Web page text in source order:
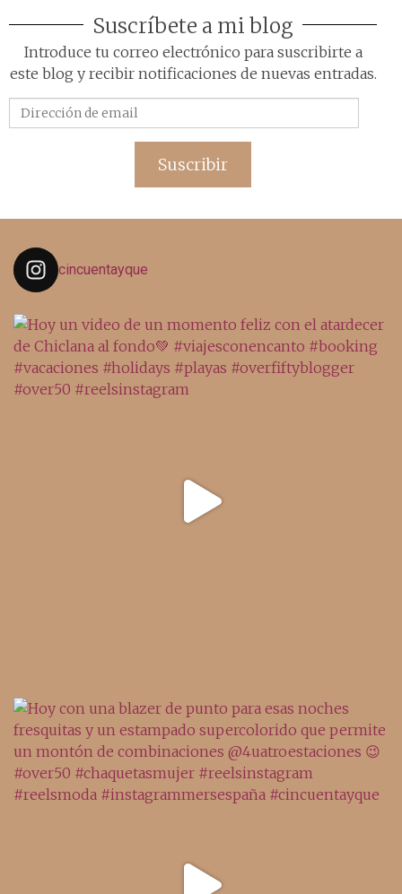
Suscríbete a mi blog
Introduce tu correo electrónico para suscribirte a
este blog y recibir notificaciones de nuevas entradas.
de
Suscribir
cincuentayque